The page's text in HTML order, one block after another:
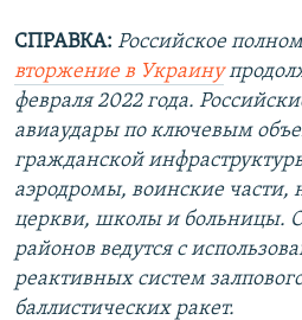
СПРАВКА: Российское
вторжение в Украину
февраля 2022 года.
авиаудары по ключевым
гражданской
аэродромы, воинские части,
церкви, школы и больницы.
районов ведутся с
реактивных систем
баллистических ракет.